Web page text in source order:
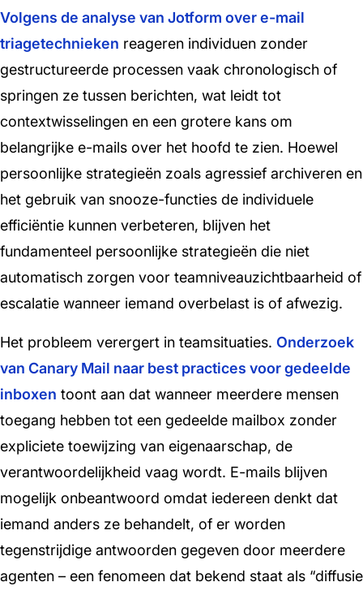
Volgens de analyse van Jotform over e-mail
triagetechnieken reageren individuen zonder
gestructureerde processen vaak chronologisch of
springen ze tussen berichten, wat leidt tot
contextwisselingen en een grotere kans om
belangrijke e-mails over het hoofd te zien. Hoewel
persoonlijke strategieën zoals agressief archiveren en
het gebruik van snooze-functies de individuele
efficiëntie kunnen verbeteren, blijven het
fundamenteel persoonlijke strategieën die niet
automatisch zorgen voor teamniveauzichtbaarheid of
escalatie wanneer iemand overbelast is of afwezig.
Het probleem verergert in teamsituaties. Onderzoek
van Canary Mail naar best practices voor gedeelde
inboxen toont aan dat wanneer meerdere mensen
toegang hebben tot een gedeelde mailbox zonder
expliciete toewijzing van eigenaarschap, de
verantwoordelijkheid vaag wordt. E-mails blijven
mogelijk onbeantwoord omdat iedereen denkt dat
iemand anders ze behandelt, of er worden
tegenstrijdige antwoorden gegeven door meerdere
agenten – een fenomeen dat bekend staat als “diffusie